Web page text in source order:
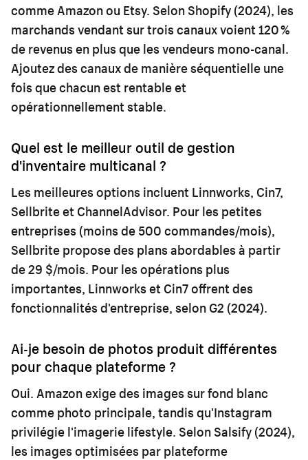
comme Amazon ou Etsy. Selon Shopify (2024), les
marchands vendant sur trois canaux voient 120 %
de revenus en plus que les vendeurs mono-canal.
Ajoutez des canaux de manière séquentielle une
fois que chacun est rentable et
opérationnellement stable.
Quel est le meilleur outil de gestion
d'inventaire multicanal ?
Les meilleures options incluent Linnworks, Cin7,
Sellbrite et ChannelAdvisor. Pour les petites
entreprises (moins de 500 commandes/mois),
Sellbrite propose des plans abordables à partir
de 29 $/mois. Pour les opérations plus
importantes, Linnworks et Cin7 offrent des
fonctionnalités d'entreprise, selon G2 (2024).
Ai-je besoin de photos produit différentes
pour chaque plateforme ?
Oui. Amazon exige des images sur fond blanc
comme photo principale, tandis qu'Instagram
privilégie l'imagerie lifestyle. Selon Salsify (2024),
les images optimisées par plateforme